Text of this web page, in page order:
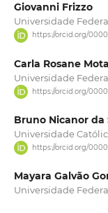
Giovanni Frizzo
Universidade
https://orcid.org/
Carla Rosane Mota
Universidade
https://orcid.org/
Bruno Nicanor da
Universidade
https://orcid.org/
Mayara Galvão
Universidade